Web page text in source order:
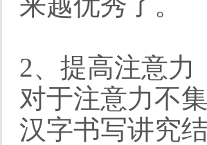
2、提高注意力
对于注意力不
汉字书写讲究